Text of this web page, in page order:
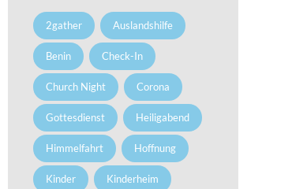
2gather Auslandshilfe
Benin Check-In
Church Night Corona
Gottesdienst Heiligabend
Himmelfahrt Hoffnung
Kinder Kinderheim